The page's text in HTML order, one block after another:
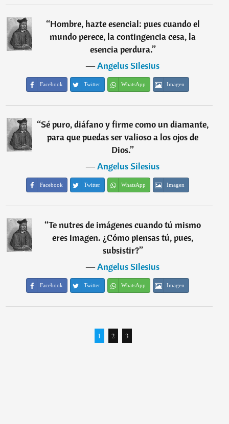
“Hombre, hazte esencial: pues cuando el
mundo perece, la contingencia cesa, la
esencia perdura.”
―Angelus Silesius
Facebook Twitter WhatsApp Imagen
“Sé puro, diáfano y firme como un diamante,
para que puedas ser valioso a los ojos de
Dios.”
―Angelus Silesius
Facebook Twitter WhatsApp Imagen
“Te nutres de imágenes cuando tú mismo
eres imagen. ¿Cómo piensas tú, pues,
subsistir?”
―Angelus Silesius
Facebook Twitter WhatsApp Imagen
1 2 3